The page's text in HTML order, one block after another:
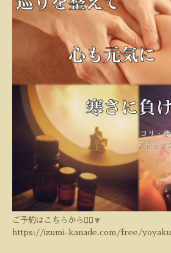
ご予約はこちらから💁‍♀️🔽
https://izumi-kanade.com/free/yoyaku